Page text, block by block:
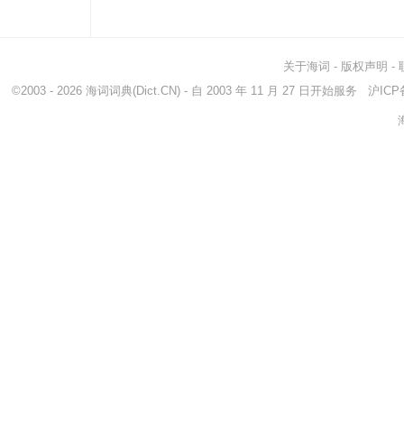
关于海词 - 版权声明 -
©2003 - 2026 海词词典(Dict.CN) - 自 2003 年 11 月 27 日开始服务 沪ICP